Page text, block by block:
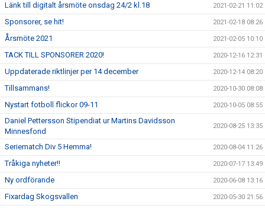
Länk till digitalt årsmöte onsdag 24/2 kl.18 2021-02-21 11:02
Sponsorer, se hit! 2021-02-18 08:26
Årsmöte 2021 2021-02-05 10:10
TACK TILL SPONSORER 2020! 2020-12-16 12:31
Uppdaterade riktlinjer per 14 december 2020-12-14 08:20
Tillsammans! 2020-10-30 08:08
Nystart fotboll flickor 09-11 2020-10-05 08:55
Daniel Pettersson Stipendiat ur Martins Davidsson
Minnesfond
2020-08-25 13:35
Seriematch Div 5 Hemma! 2020-08-04 11:26
Tråkiga nyheter!! 2020-07-17 13:49
Ny ordförande 2020-06-08 13:16
Fixardag Skogsvallen 2020-05-30 21:56